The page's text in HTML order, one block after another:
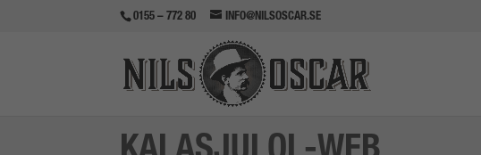
0155 – 772 80 INFO@NILSOSCAR.SE